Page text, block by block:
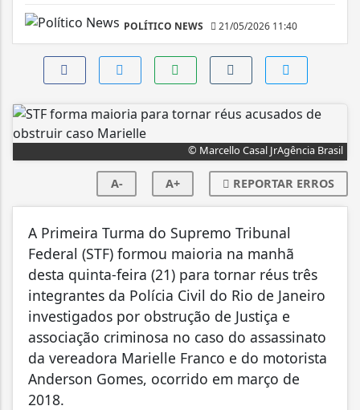
POLÍTICO NEWS 21/05/2026 11:40
© Marcello Casal JrAgência Brasil
A- A+ REPORTAR ERROS
A Primeira Turma do Supremo Tribunal
Federal (STF) formou maioria na manhã
desta quinta-feira (21) para tornar réus três
integrantes da Polícia Civil do Rio de Janeiro
investigados por obstrução de Justiça e
associação criminosa no caso do assassinato
da vereadora Marielle Franco e do motorista
Anderson Gomes, ocorrido em março de
2018.